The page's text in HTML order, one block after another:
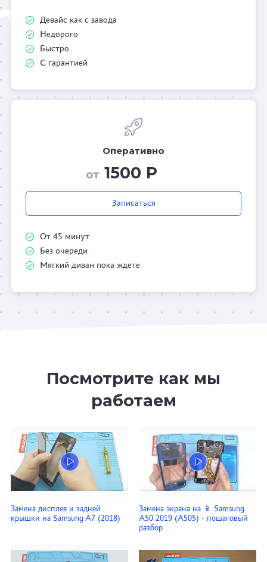
Девайс как с завода
Недорого
Быстро
С гарантией
Оперативно
от 1500 Р
Записаться
От 45 минут
Без очереди
Мягкий диван пока ждете
Посмотрите как мы
работаем
Замена дисплея и задней
крышки на Samsung A7 (2018)
Замена экрана на 📱 Samsung
A50 2019 (A505) - пошаговый
разбор